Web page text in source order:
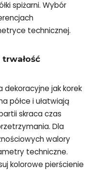
spiżarni. Wybór
technicznej.
dekoracyjne jak korek
półce i ułatwiają
skraca czas
Dla
walory
techniczne.
kolorowe pierścienie